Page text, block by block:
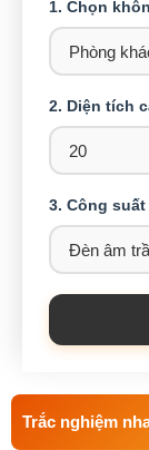
1. Chọn
2. Diện tích
3. Công
Trắc nghiệm